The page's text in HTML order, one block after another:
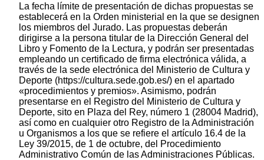
La fecha límite de presentación de dichas propuestas se
establecerá en la Orden ministerial en la que se designen
los miembros del Jurado. Las propuestas deberán
dirigirse a la persona titular de la Dirección General del
Libro y Fomento de la Lectura, y podrán ser presentadas
empleando un certificado de firma electrónica válida, a
través de la sede electrónica del Ministerio de Cultura y
Deporte (https://cultura.sede.gob.es/) en el apartado
«procedimientos y premios». Asimismo, podrán
presentarse en el Registro del Ministerio de Cultura y
Deporte, sito en Plaza del Rey, número 1 (28004 Madrid),
así como en cualquier otro Registro de la Administración
u Organismos a los que se refiere el artículo 16.4 de la
Ley 39/2015, de 1 de octubre, del Procedimiento
Administrativo Común de las Administraciones Públicas.